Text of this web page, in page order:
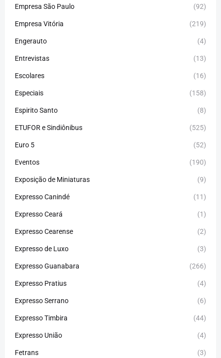
Empresa São Paulo (92)
Empresa Vitória (219)
Engerauto (4)
Entrevistas (13)
Escolares (16)
Especiais (158)
Espirito Santo (8)
ETUFOR e Sindiônibus (525)
Euro 5 (52)
Eventos (190)
Exposição de Miniaturas (9)
Expresso Canindé (11)
Expresso Ceará (1)
Expresso Cearense (2)
Expresso de Luxo (3)
Expresso Guanabara (266)
Expresso Pratius (4)
Expresso Serrano (6)
Expresso Timbira (44)
Expresso União (4)
Fetrans (3)